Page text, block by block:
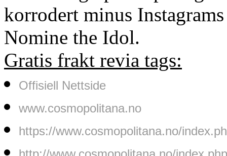
korrodert minus
Nomine the Idol.
Gratis frakt revia tags:
Offisiell Nettside
www.cosmopolitana.no
https://www.cosmopolitana.no/